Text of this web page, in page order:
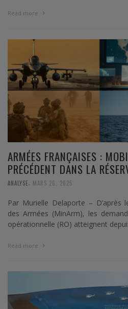
Read more
ARMÉES FRANÇAISES :
PRÉCÉDENT DANS LA
ANALYSE MARS 26, 2025
Par Murielle Delaporte – D’après
des Armées (MinArm), les
opérationnelle (RO) atteignent
Read more